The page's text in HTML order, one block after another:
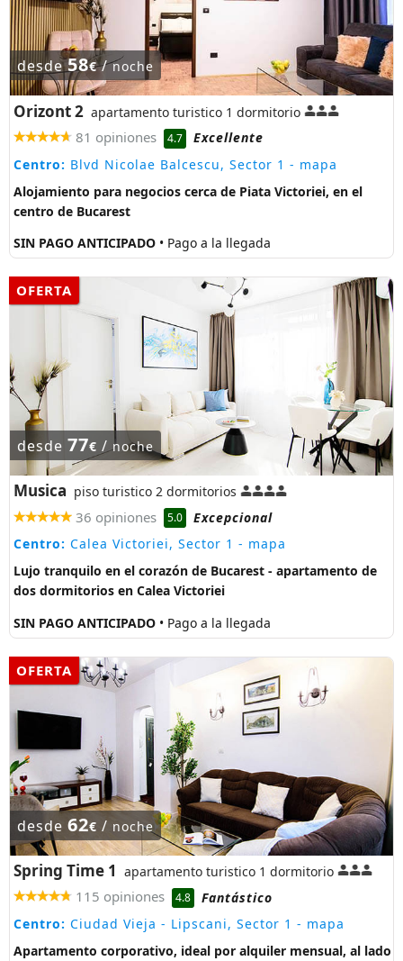
desde58€/noche
Orizont 2 apartamento turistico 1 dormitorio
81 opiniones 4.7
Excellente
Centro: Blvd Nicolae Balcescu, Sector 1 - mapa
Alojamiento para negocios cerca de Piata Victoriei, en el
centro de Bucarest
SIN PAGO ANTICIPADO • Pago a la llegada
OFERTA
desde 77€ /noche
Musica piso turistico 2 dormitorios
36 opiniones 5.0
Excepcional
Centro: Calea Victoriei, Sector 1 - mapa
Lujo tranquilo en el corazón de Bucarest - apartamento de
dos dormitorios en Calea Victoriei
SIN PAGO ANTICIPADO • Pago a la llegada
OFERTA
desde 62€ / noche
Spring Time 1 apartamento turistico 1 dormitorio
115 opiniones 4.8
Fantástico
Centro: Ciudad Vieja - Lipscani, Sector 1 - mapa
Apartamento corporativo, ideal por alquiler mensual, al lado